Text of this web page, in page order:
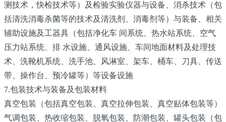
测技术，快检技术等）及检验实验仪器与设备、消杀技术（包
括清洗消毒杀菌等的技术及清洗剂、消毒剂等）与装备、相关
辅助设施及工器具（包括净化车 间系统、热水站系统、空气
压力站系统、排 水设施、通风设施、车间地面材料及处理技
术、洗靴机系统、洗手池、风淋室、架车、桶车、刀具、传送
带、操作台、预冷罐等）等设备设施
7.包装技术与装备及包装材料
真空包装（包括真空包装、真空拉伸包装、真空贴体包装等）
气调包装、热收缩包装、脱氧包装、防潮包装、罐头包装（包